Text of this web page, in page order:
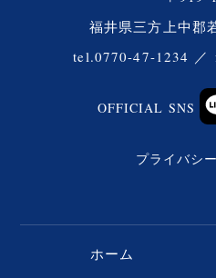
福井県三方上中郡
tel.0770-47-1234 ／
OFFICIAL SNS
プライバシ
ホーム